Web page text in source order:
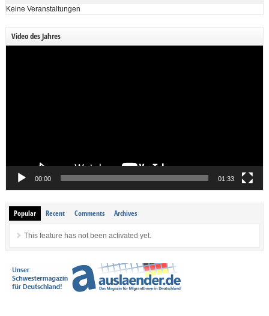
Keine Veranstaltungen
Video des Jahres
00:00 01:33
Popular Recent Comments Archives
This feature has not been activated yet.